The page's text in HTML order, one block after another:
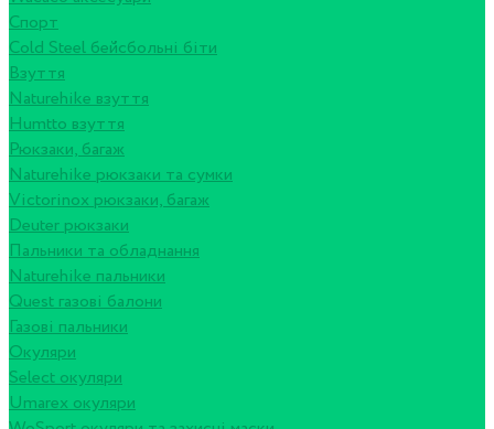
Спорт
Cold Steel бейсбольні біти
Взуття
Naturehike взуття
Humtto взуття
Рюкзаки, багаж
Naturehike рюкзаки та сумки
Victorinox рюкзаки, багаж
Deuter рюкзаки
Пальники та обладнання
Naturehike пальники
Quest газові балони
Газові пальники
Окуляри
Select окуляри
Umarex окуляри